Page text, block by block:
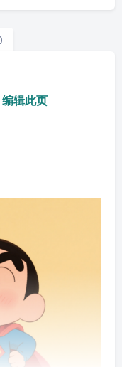
编辑此页